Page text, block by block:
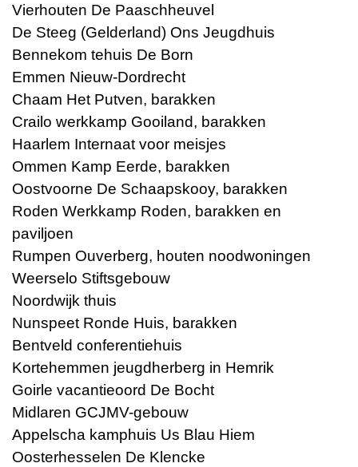
Vierhouten De Paaschheuvel
De Steeg (Gelderland) Ons Jeugdhuis
Bennekom tehuis De Born
Emmen Nieuw-Dordrecht
Chaam Het Putven, barakken
Crailo werkkamp Gooiland, barakken
Haarlem Internaat voor meisjes
Ommen Kamp Eerde, barakken
Oostvoorne De Schaapskooy, barakken
Roden Werkkamp Roden, barakken en
paviljoen
Rumpen Ouverberg, houten noodwoningen
Weerselo Stiftsgebouw
Noordwijk thuis
Nunspeet Ronde Huis, barakken
Bentveld conferentiehuis
Kortehemmen jeugdherberg in Hemrik
Goirle vacantieoord De Bocht
Midlaren GCJMV-gebouw
Appelscha kamphuis Us Blau Hiem
Oosterhesselen De Klencke